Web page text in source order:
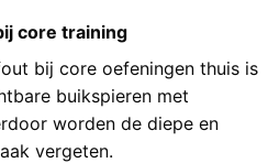
core training
bij core oefeningen thuis is
buikspieren met
worden de diepe en
vergeten.